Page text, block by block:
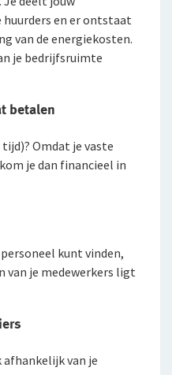
en er ontstaat
van de energiekosten.
je bedrijfsruimte
betalen
Omdat je vaste
je dan financieel in
kunt vinden,
van je medewerkers ligt
afhankelijk van je